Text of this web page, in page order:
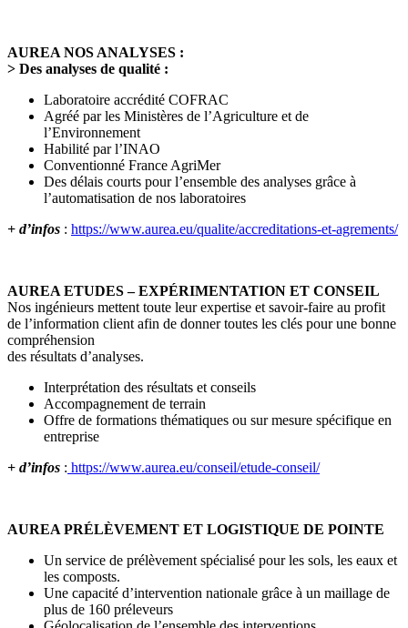
AUREA NOS ANALYSES :
> Des analyses de qualité :
Laboratoire accrédité COFRAC
Agréé par les Ministères de l’Agriculture et de
l’Environnement
Habilité par l’INAO
Conventionné France AgriMer
Des délais courts pour l’ensemble des analyses grâce à
l’automatisation de nos laboratoires
+ d’infos : https://www.aurea.eu/qualite/accreditations-et-agrements/
AUREA ETUDES – EXPÉRIMENTATION ET CONSEIL
Nos ingénieurs mettent toute leur expertise et savoir-faire au profit
de l’information client afin de donner toutes les clés pour une bonne
compréhension
des résultats d’analyses.
Interprétation des résultats et conseils
Accompagnement de terrain
Offre de formations thématiques ou sur mesure spécifique en
entreprise
+ d’infos : https://www.aurea.eu/conseil/etude-conseil/
AUREA PRÉLÈVEMENT ET LOGISTIQUE DE POINTE
Un service de prélèvement spécialisé pour les sols, les eaux et
les composts.
Une capacité d’intervention nationale grâce à un maillage de
plus de 160 préleveurs